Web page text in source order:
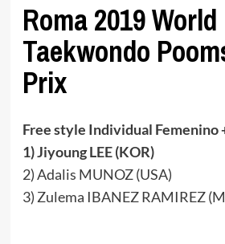
Roma 2019 World
Taekwondo
Prix
Free style Individual Femenino
1) Jiyoung LEE (KOR)
2) Adalis MUNOZ (USA)
3) Zulema IBANEZ RAMIREZ